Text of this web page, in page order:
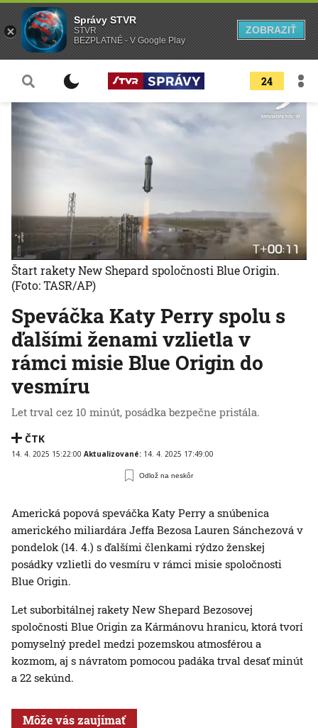
24
Speváčka Katy Perry spolu s
ďalšími ženami vzlietla v
rámci misie Blue Origin do
vesmíru
Let trval cez 10 minút, posádka bezpečne pristála.
ČTK
14. 4. 2025 15:22:00 Aktualizované: 14. 4. 2025 17:49:00
Odlož na neskôr
Štart rakety New Shepard spoločnosti Blue Origin.
(Foto: TASR/AP)
Americká popová speváčka Katy Perry a snúbenica
amerického miliardára Jeffa Bezosa Lauren Sánchezová v
pondelok (14. 4.) s ďalšími členkami rýdzo ženskej
posádky vzlietli do vesmíru v rámci misie spoločnosti
Blue Origin.
Let suborbitálnej rakety New Shepard Bezosovej
spoločnosti Blue Origin za Kármánovu hranicu, ktorá tvorí
pomyselný predel medzi pozemskou atmosférou a
kozmom, aj s návratom pomocou padáka trval desať minút
a 22 sekúnd.
Môže vás zaujímať
Správy STVR
STVR
BEZPLATNÉ - V Google Play
ZOBRAZIŤ